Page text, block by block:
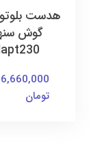
هدست
گوش
تومان